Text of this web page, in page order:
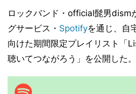
ロックバンド・official髭男dism
グサービス・ Spotifyを通じ、自
向けた期間限定プレイリスト「
聴いてつながろう」を公開した。